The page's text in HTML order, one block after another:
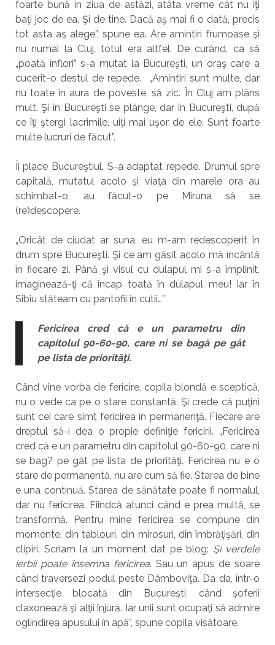
foarte bună în ziua de astăzi, atâta vreme cât nu îţi
baţi joc de ea. Şi de tine. Dacă aş mai fi o dată, precis
tot asta aş alege”, spune ea. Are amintiri frumoase şi
nu numai la Cluj, totul era altfel. De curând, ca să
„poată înflori” s-a mutat la Bucureşti, un oraş care a
cucerit-o destul de repede. „Amintiri sunt multe, dar
nu toate în aura de poveste, să zic. În Cluj am plâns
mult. Şi în Bucureşti se plânge, dar în Bucureşti, după
ce îţi ştergi lacrimile, uiţi mai uşor de ele. Sunt foarte
multe lucruri de făcut”.
Îi place Bucureştiul. S-a adaptat repede. Drumul spre
capitală, mutatul acolo şi viaţa din marele ora au
schimbat-o, au făcut-o pe Miruna să se
(re)descopere.
„Oricât de ciudat ar suna, eu m-am redescoperit în
drum spre Bucureşti. Şi ce am găsit acolo mă încântă
în fiecare zi. Până şi visul cu dulapul mi s-a împlinit,
imaginează-ţi că încap toată în dulapul meu! Iar în
Sibiu stăteam cu pantofii în cutii…”
Fericirea cred că e un parametru din
capitolul 90-60-90, care ni se bagă pe gât
pe lista de priorităţi.
Când vine vorba de fericire, copila blondă e sceptică,
nu o vede ca pe o stare constantă. Şi crede că puţini
sunt cei care simt fericirea în permanenţă. Fiecare are
dreptul să-i dea o propie definiţie fericirii. „Fericirea
cred că e un parametru din capitolul 90-60-90, care ni
se bag? pe gât pe lista de priorităţi. Fericirea nu e o
stare de permanentă, nu are cum să fie. Starea de bine
e una continuă. Starea de sănătate poate fi normalul,
dar nu fericirea. Fiindcă atunci când e prea multă, se
transformă. Pentru mine fericirea se compune din
momente, din tablouri, din mirosuri, din îmbrăţişări, din
clipiri. Scriam la un moment dat pe blog: Şi verdele
ierbii poate însemna fericirea. Sau un apus de soare
când traversezi podul peste Dâmboviţa. Da da, într-o
intersecţie blocată din Bucureşti, când şoferii
claxonează şi alţii înjură. Iar unii sunt ocupaţi să admire
oglindirea apusului în apă”, spune copila visătoare.